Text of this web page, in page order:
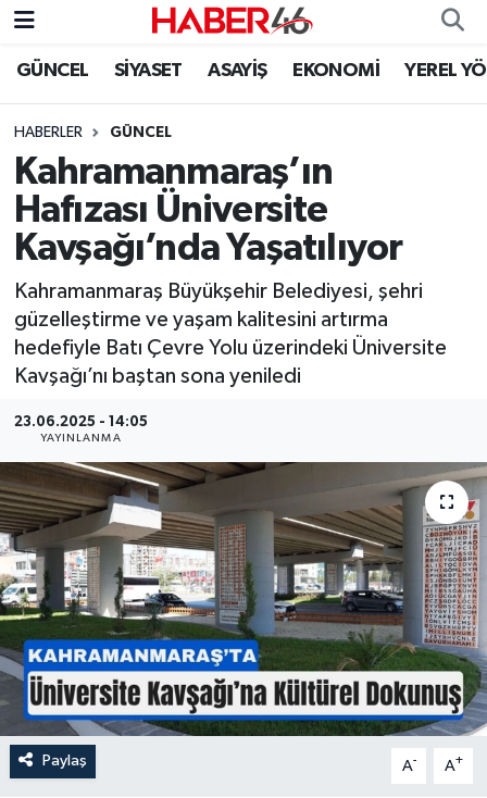
GÜNCEL SİYASET ASAYİŞ EKONOMİ YEREL
HABERLER GÜNCEL
Kahramanmaraş’ın
Hafızası Üniversite
Kavşağı’nda Yaşatılıyor
Kahramanmaraş Büyükşehir Belediyesi, şehri
güzelleştirme ve yaşam kalitesini artırma
hedefiyle Batı Çevre Yolu üzerindeki Üniversite
Kavşağı’nı baştan sona yeniledi
23.06.2025 - 14:05
YAYINLANMA
Paylaş A- A+
GÜNCEL
SİYASET
EKONOMİ
SPOR
YAŞAM
TEKNOLOJİ
SAĞLIK
EĞİTİM
İLÇE HABERLERİ
KÜLTÜR-SANAT
KSÜ
DÜNYA
ROPORTAJ
Nöbetçi Eczaneler
Hava Durumu
Kahramanmaraş Namaz Vakitleri
Trafik Durumu
Süper Lig Puan Durumu ve Fikstür
Tüm Manşetler
Son Dakika Haberleri
Haber Arşivi